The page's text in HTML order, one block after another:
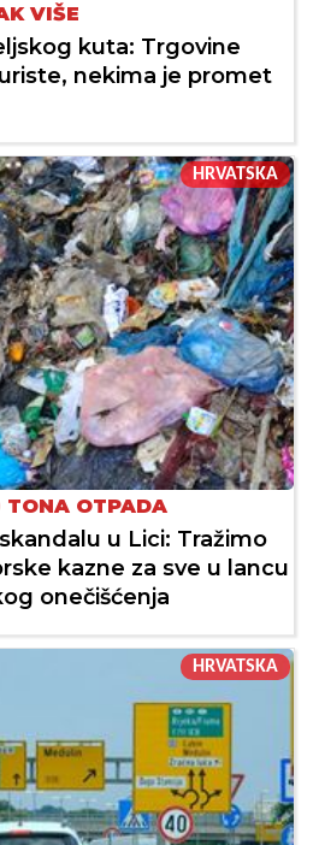
VIŠE
kuta: Trgovine
nekima je promet
HRVATSKA
OTPADA
u Lici: Tražimo
kazne za sve u lancu
onečišćenja
HRVATSKA